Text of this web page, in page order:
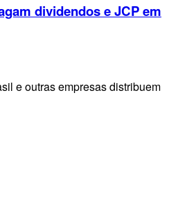
dividendos e JCP em
e outras empresas distribuem